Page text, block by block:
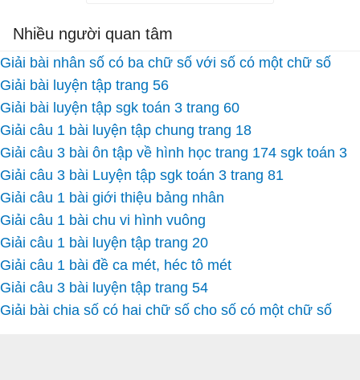
Nhiều người quan tâm
Giải bài nhân số có ba chữ số với số có một chữ số
Giải bài luyện tập trang 56
Giải bài luyện tập sgk toán 3 trang 60
Giải câu 1 bài luyện tập chung trang 18
Giải câu 3 bài ôn tập về hình học trang 174 sgk toán 3
Giải câu 3 bài Luyện tập sgk toán 3 trang 81
Giải câu 1 bài giới thiệu bảng nhân
Giải câu 1 bài chu vi hình vuông
Giải câu 1 bài luyện tập trang 20
Giải câu 1 bài đề ca mét, héc tô mét
Giải câu 3 bài luyện tập trang 54
Giải bài chia số có hai chữ số cho số có một chữ số